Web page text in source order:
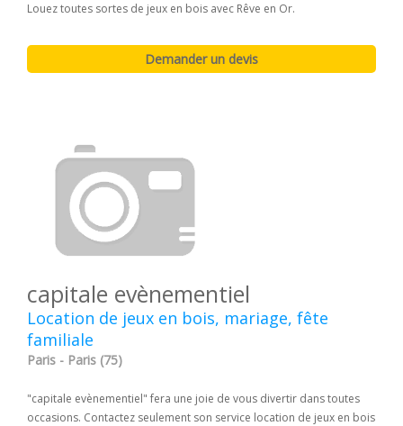
Louez toutes sortes de jeux en bois avec Rêve en Or.
capitale evènementiel
Location de jeux en bois, mariage, fête
familiale
Paris - Paris (75)
"capitale evènementiel" fera une joie de vous divertir dans toutes
occasions. Contactez seulement son service location de jeux en bois